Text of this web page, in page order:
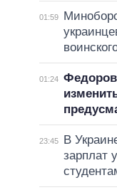
01:59
01:24 Федоров
23:45
В
зарплат